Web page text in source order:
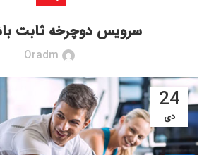
سرویس دوچرخه ثابت
Oradm
24
دی